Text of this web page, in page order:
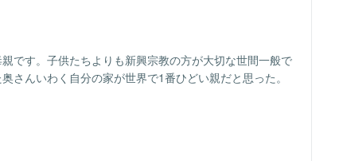
です。子供たちよりも新興宗教の方が大切な世間一般で
さんいわく自分の家が世界で1番ひどい親だと思った。